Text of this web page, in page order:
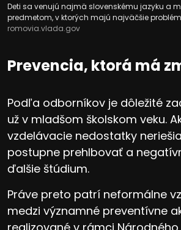
Deti sa venujú najmä slovenskému jazyku a
predmetom, v ktorých majú najväčšie
romovia.vlada.gov
Prevencia, ktorá má
Podľa odborníkov je dôležité
už v mladšom školskom veku.
vzdelávacie nedostatky
postupne prehlbovať a
ďalšie štúdium.
Práve preto patrí neformálne
medzi významné preventívne